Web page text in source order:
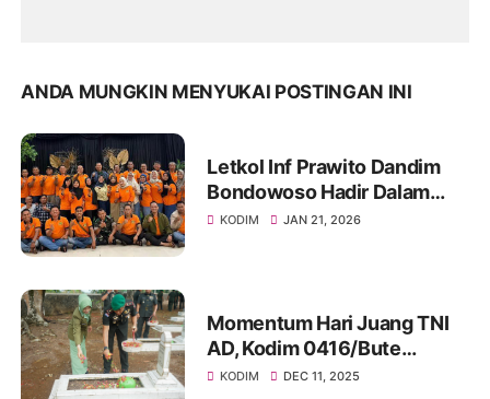
ANDA MUNGKIN MENYUKAI POSTINGAN INI
Letkol Inf Prawito Dandim
Bondowoso Hadir Dalam
Temu Kangen Wong
KODIM JAN 21, 2026
Momentum Hari Juang TNI
AD, Kodim 0416/Bute
Tingkatkan Nilai Kejuangan
KODIM DEC 11, 2025